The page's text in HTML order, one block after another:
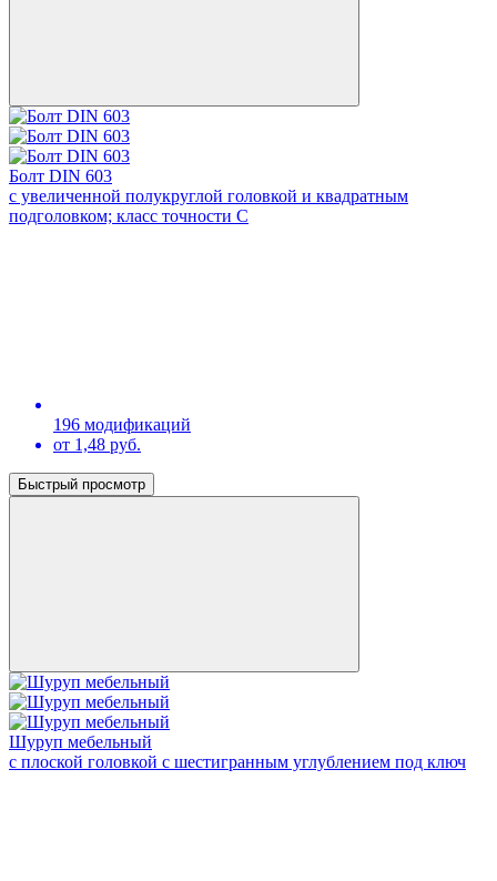
Болт DIN 603
с увеличенной полукруглой головкой и квадратным
подголовком; класс точности С
196 модификаций
от 1,48 руб.
Быстрый просмотр
Шуруп мебельный
с плоской головкой с шестигранным углублением под ключ